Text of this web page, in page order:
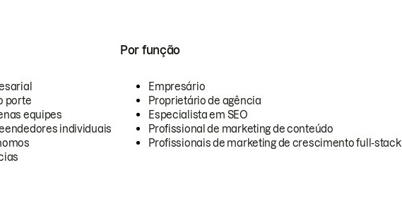
porte
equipes
individuais
Por função
Empresário
Proprietário de agência
Especialista em SEO
Profissional de marketing de conteúdo
Profissionais de marketing de crescimento full-stack